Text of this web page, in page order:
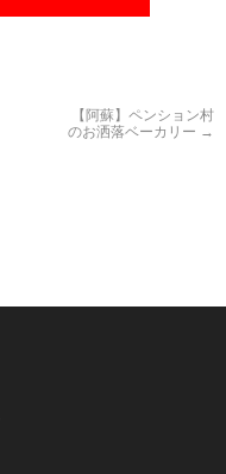
【阿蘇】ペンション村
のお洒落ベーカリー →